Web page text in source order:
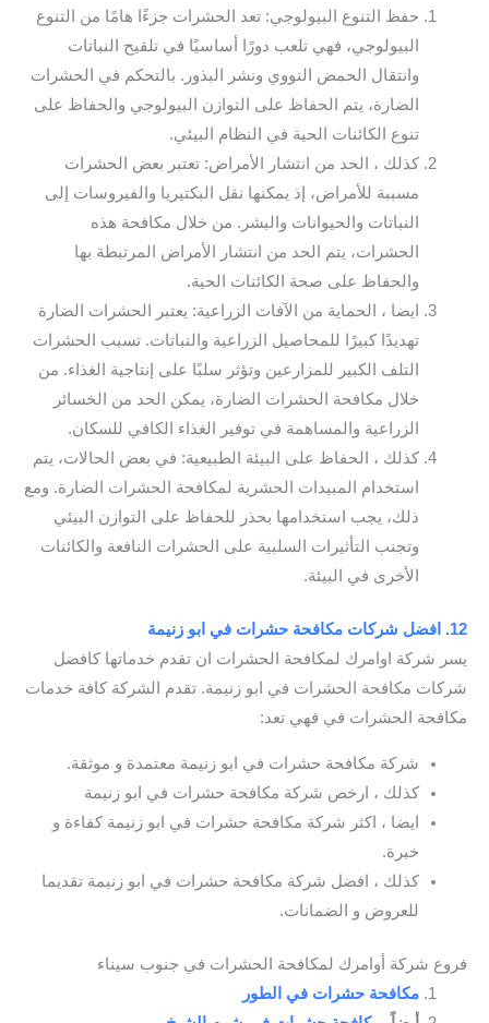
حفظ التنوع البيولوجي: تعد الحشرات جزءًا هامًا من التنوع
البيولوجي، فهي تلعب دورًا أساسيًا في تلقيح النباتات
وانتقال الحمض النووي ونشر البذور. بالتحكم في الحشرات
الضارة، يتم الحفاظ على التوازن البيولوجي والحفاظ على
تنوع الكائنات الحية في النظام البيئي.
كذلك ، الحد من انتشار الأمراض: تعتبر بعض الحشرات
مسببة للأمراض، إذ يمكنها نقل البكتيريا والفيروسات إلى
النباتات والحيوانات والبشر. من خلال مكافحة هذه
الحشرات، يتم الحد من انتشار الأمراض المرتبطة بها
والحفاظ على صحة الكائنات الحية.
ايضا ، الحماية من الآفات الزراعية: يعتبر الحشرات الضارة
تهديدًا كبيرًا للمحاصيل الزراعية والنباتات. تسبب الحشرات
التلف الكبير للمزارعين وتؤثر سلبًا على إنتاجية الغذاء. من
خلال مكافحة الحشرات الضارة، يمكن الحد من الخسائر
الزراعية والمساهمة في توفير الغذاء الكافي للسكان.
كذلك ، الحفاظ على البيئة الطبيعية: في بعض الحالات، يتم
استخدام المبيدات الحشرية لمكافحة الحشرات الضارة. ومع
ذلك، يجب استخدامها بحذر للحفاظ على التوازن البيئي
وتجنب التأثيرات السلبية على الحشرات النافعة والكائنات
الأخرى في البيئة.
12. افضل شركات مكافحة حشرات في ابو زنيمة
يسر شركة اوامرك لمكافحة الحشرات ان تقدم خدماتها كافضل
شركات مكافحة الحشرات في ابو زنيمة. تقدم الشركة كافة خدمات
مكافحة الحشرات في فهي تعد:
شركة مكافحة حشرات في ابو زنيمة معتمدة و موثقة.
كذلك ، ارخص شركة مكافحة حشرات في ابو زنيمة
ايضا ، اكثر شركة مكافحة حشرات في ابو زنيمة كفاءة و
خبرة.
كذلك ، افضل شركة مكافحة حشرات في ابو زنيمة تقديما
للعروض و الضمانات.
فروع شركة أوامرك لمكافحة الحشرات في جنوب سيناء
مكافحة حشرات في الطور